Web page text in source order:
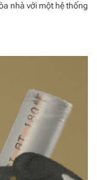
nhà với một hệ thống